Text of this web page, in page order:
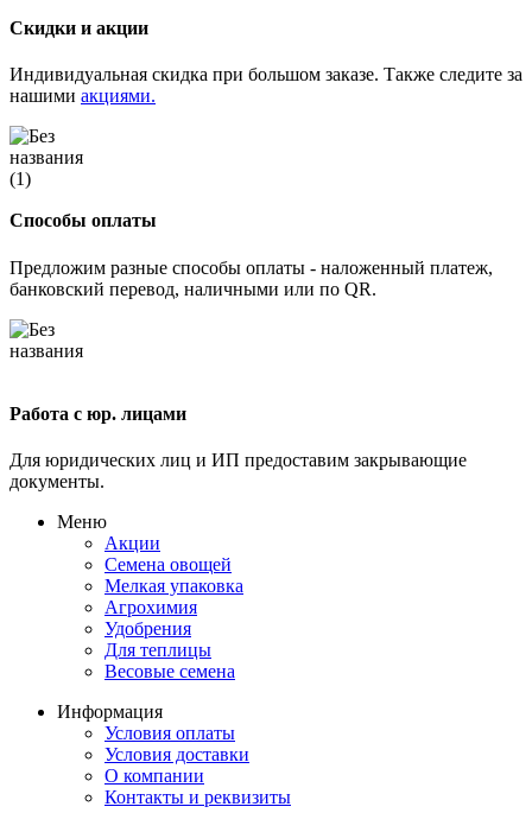
Скидки и акции
Индивидуальная скидка при большом заказе. Также следите за
нашими акциями.
Способы оплаты
Предложим разные способы оплаты - наложенный платеж,
банковский перевод, наличными или по QR.
Работа с юр. лицами
Для юридических лиц и ИП предоставим закрывающие
документы.
Меню
Акции
Семена овощей
Мелкая упаковка
Агрохимия
Удобрения
Для теплицы
Весовые семена
Информация
Условия оплаты
Условия доставки
О компании
Контакты и реквизиты